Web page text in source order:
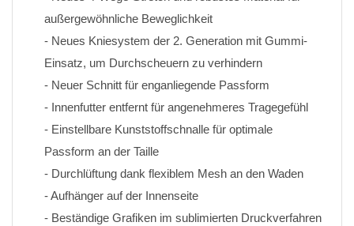
außergewöhnliche Beweglichkeit
- Neues Kniesystem der 2. Generation mit Gummi-
Einsatz, um Durchscheuern zu verhindern
- Neuer Schnitt für enganliegende Passform
- Innenfutter entfernt für angenehmeres Tragegefühl
- Einstellbare Kunststoffschnalle für optimale
Passform an der Taille
- Durchlüftung dank flexiblem Mesh an den Waden
- Aufhänger auf der Innenseite